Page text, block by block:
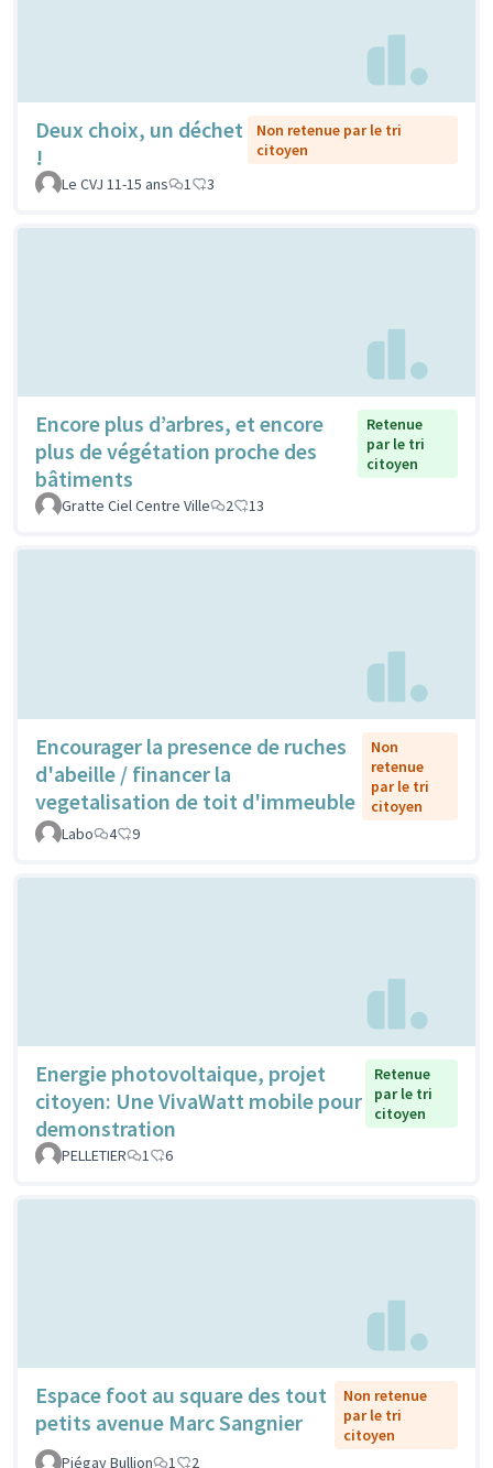
Deux choix, un déchet
!
Non retenue par le tri
citoyen
Le CVJ 11-15 ans
1 3
Encore plus d’arbres, et encore
plus de végétation proche des
bâtiments
Retenue
par le tri
citoyen
Gratte Ciel Centre Ville 2 13
Encourager la presence de ruches
d'abeille / financer la
vegetalisation de toit d'immeuble
Non
retenue
par le tri
citoyen
Labo
4 9
Energie photovoltaique, projet
citoyen: Une VivaWatt mobile pour
demonstration
Retenue
par le tri
citoyen
PELLETIER 1 6
Espace foot au square des tout
petits avenue Marc Sangnier
Non retenue
par le tri
citoyen
Piégay Bullion
1 2